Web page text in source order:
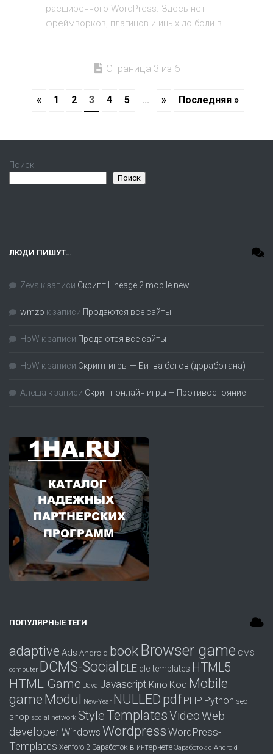
расширенного WordPress. Здесь нет
фреймворков, плагинов и иных до боли в...
Страница 3 из 6
« 1 2 3 4 5 ... » Последняя »
Поиск
Поиск
ЛЮДИ ПИШУТ…
Zevs к записи Скрипт Lineage 2 mobile new
wmzo к записи Продаются все сайты
HoW к записи Продаются все сайты
HoW к записи Скрипт игры — Битва богов (доработана)
Алеша к записи Скрипт онлайн игры — Противостояние
ПОПУЛЯРНЫЕ ТЕГИ
adaptive Ads Android book Browser game CMS
computer DCMS-Social DLE dle-templates HTML5
HTML Game Java Javascript Kino Kod Mobile
gameModul New-Year NULLED pdf PHP Python seo
shop social network StyleTemplatesVideoWeb
developerWindows Wordpress WordPress-
Templates Xenforo 2 Заработок в интернете Заработок с Android